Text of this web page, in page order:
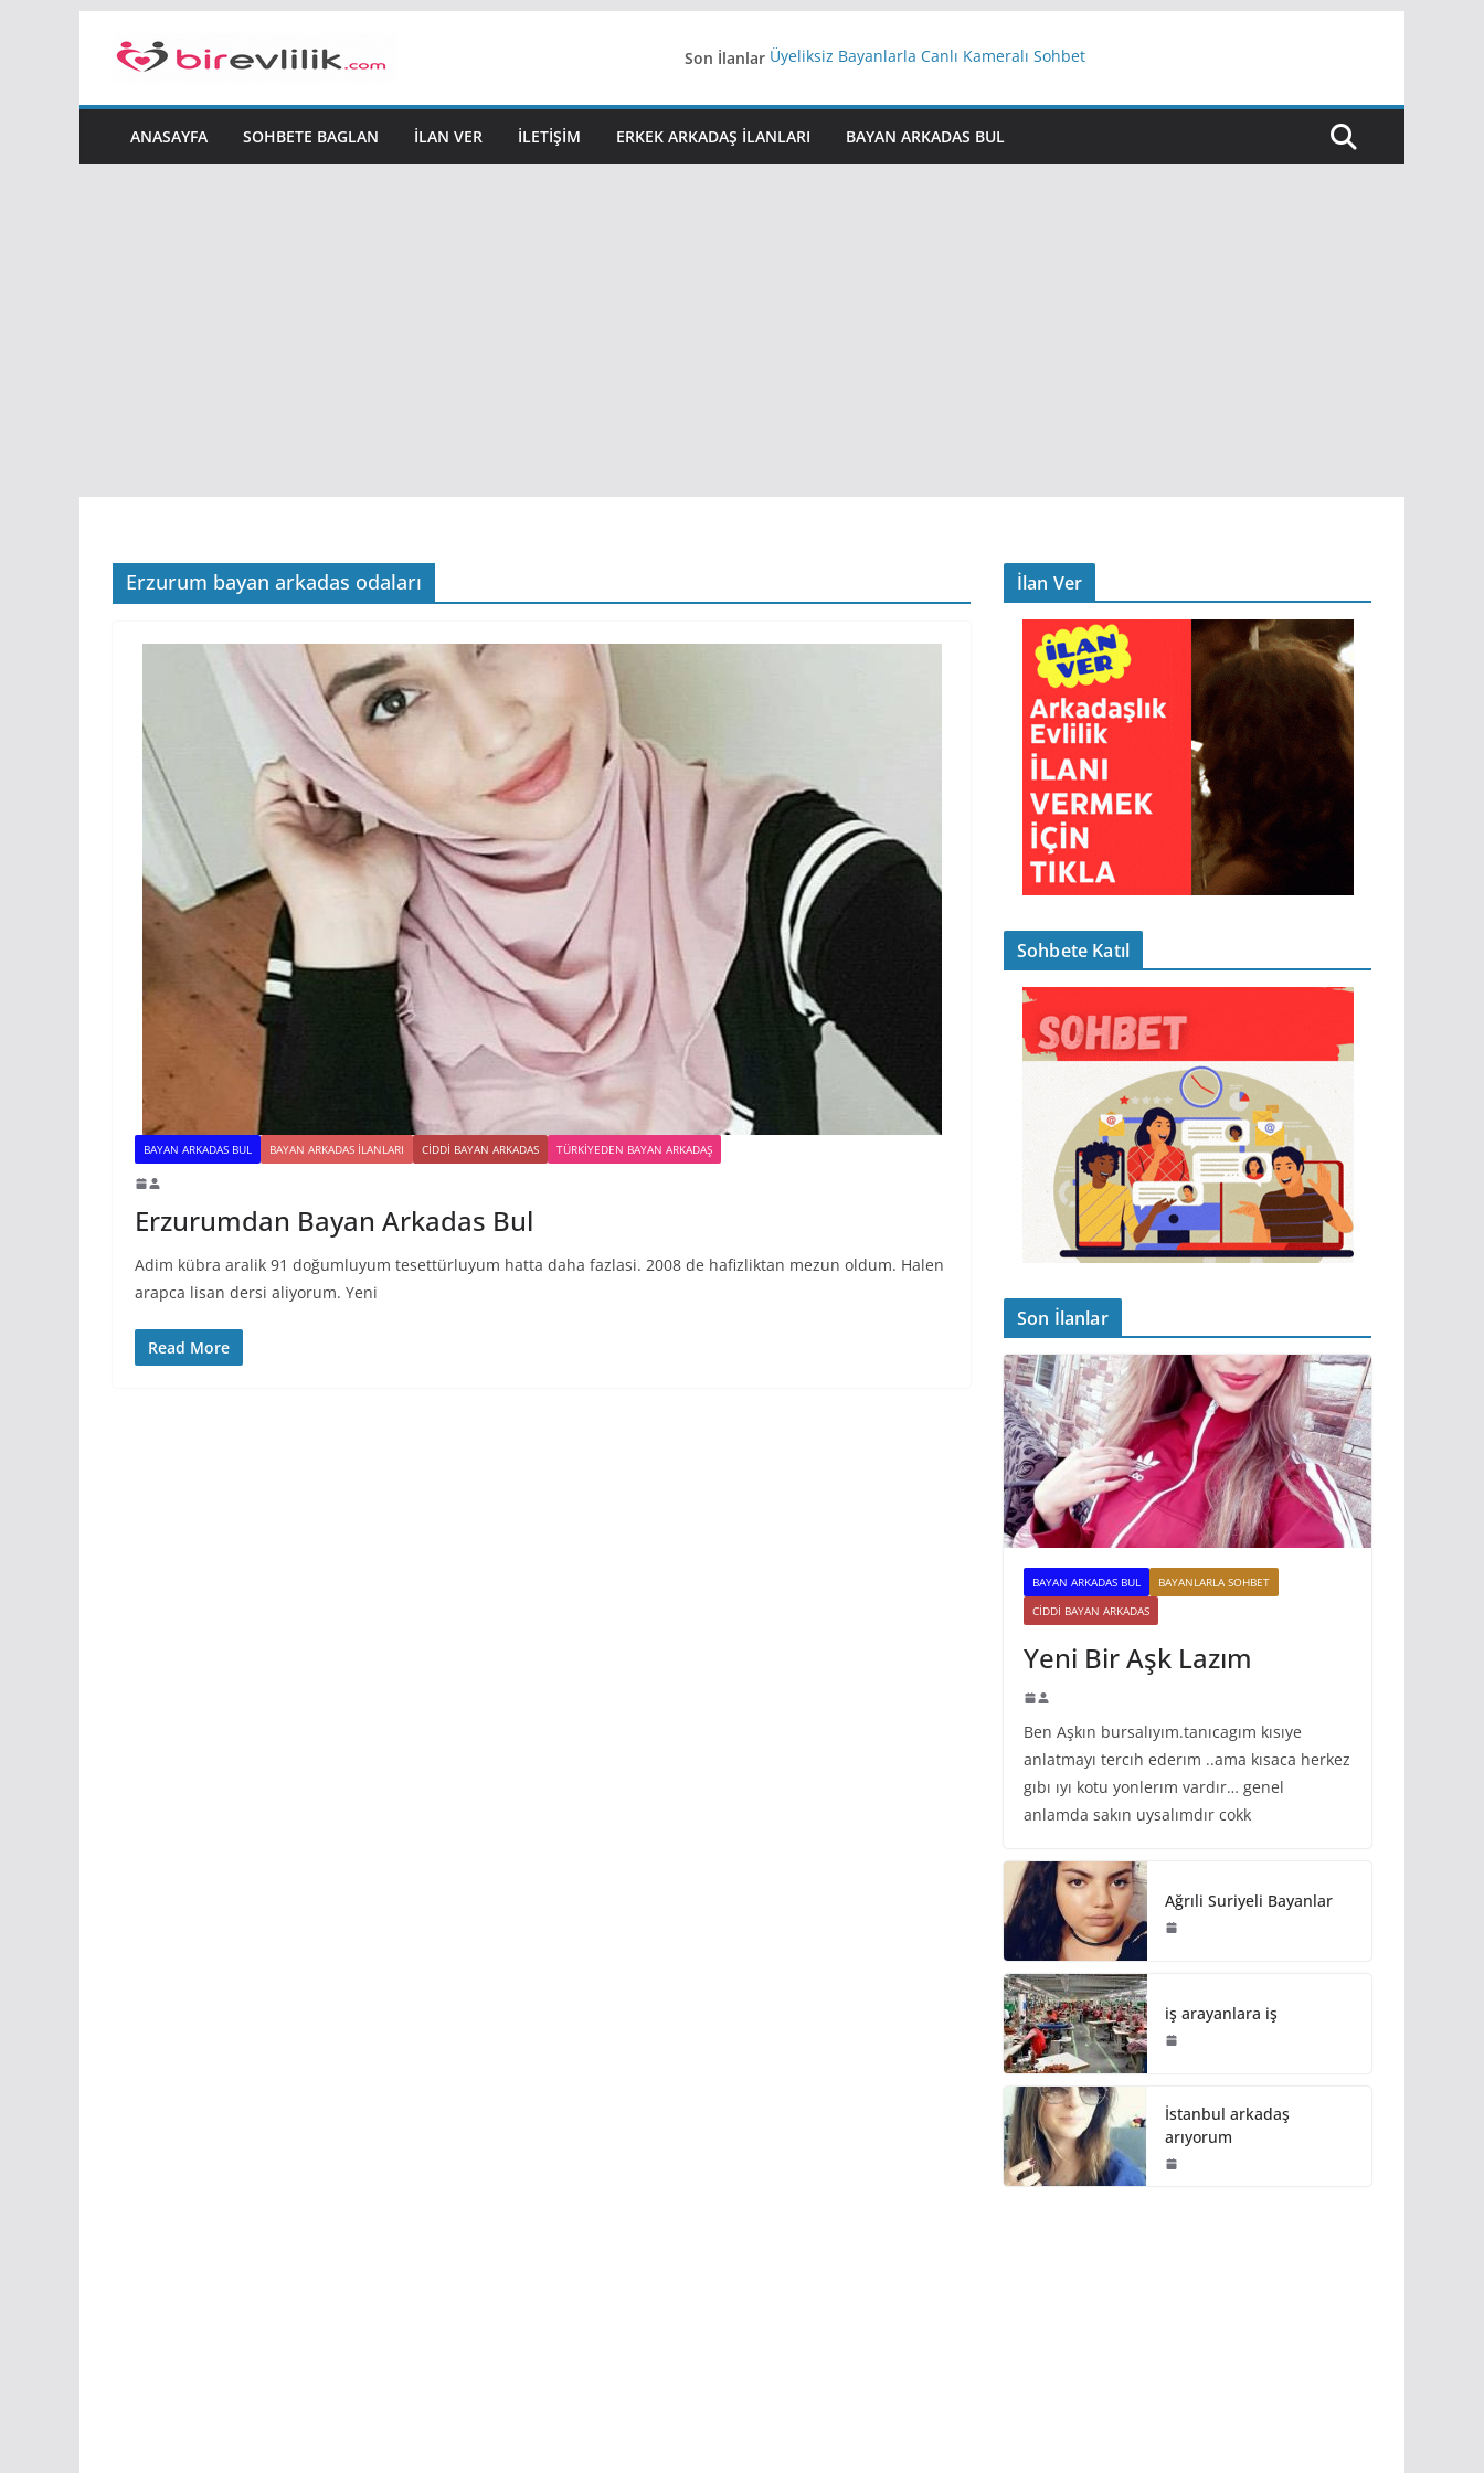
Son İlanlar Üyeliksiz Bayanlarla Canlı Kameralı Sohbet
Ağrıli Suriyeli Bayanlar
İstanbul arkadaş arıyorum
ANASAYFA SOHBETE BAGLAN İLAN VER İLETIŞIM ERKEK ARKADAŞ ILANLARI BAYAN ARKADAS BUL
Erzurum bayan arkadas odaları
BAYAN ARKADAS BUL BAYAN ARKADAS ILANLARI CIDDI BAYAN ARKADAS TÜRKIYEDEN BAYAN ARKADAŞ
Erzurumdan Bayan Arkadas Bul
Adim kübra aralik 91 doğumluyum tesettürluyum hatta daha fazlasi. 2008 de hafizliktan mezun oldum. Halen
arapca lisan dersi aliyorum. Yeni
Read More
İlan Ver
Sohbete Katıl
Son İlanlar
BAYAN ARKADAS BUL
BAYANLARLA SOHBET
CIDDI BAYAN ARKADAS
Yeni Bir Aşk Lazım
Ben Aşkın bursalıyım.tanıcagım kısıye
anlatmayı tercıh ederım ..ama kısaca herkez
gıbı ıyı kotu yonlerım vardır… genel
anlamda sakın uysalımdır cokk
Ağrıli Suriyeli Bayanlar
iş arayanlara iş
İstanbul arkadaş
arıyorum